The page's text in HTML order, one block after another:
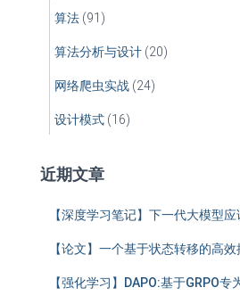
算法 (91)
算法分析与设计 (20)
网络爬虫实战 (24)
设计模式 (16)
近期文章
【深度学习笔记】下一代大模型
【论文】一个基于状态转移的高
【强化学习】DAPO:基于GRPO